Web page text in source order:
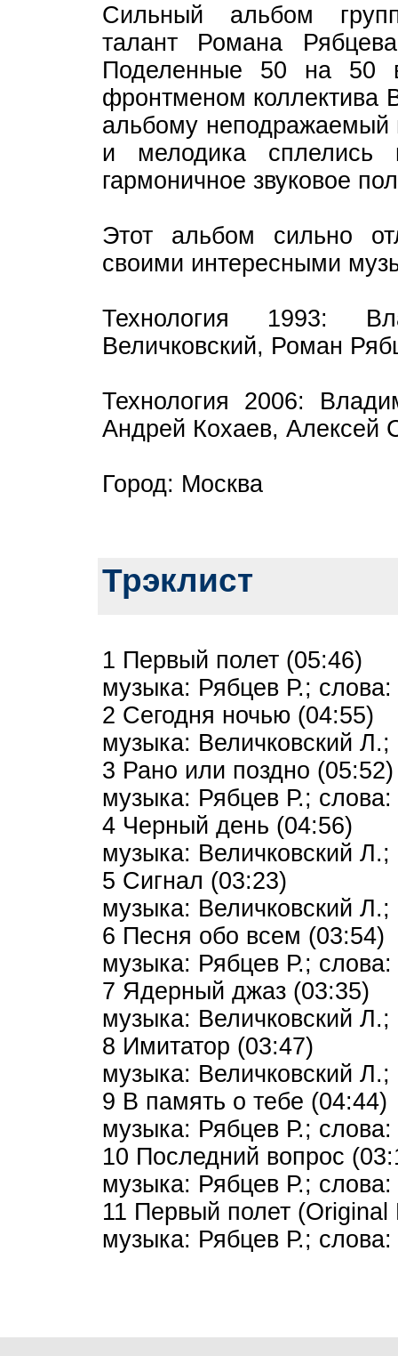
Сильный альбом
талант Романа
Поделенные 50 на 50
фронтменом коллектива
альбому
и мелодика сплелись
гармоничное звуковое
Этот альбом сильно
своими интересными
Технология 1993:
Величковский, Роман
Технология 2006:
Андрей Кохаев, Алексей
Город: Москва
Трэклист
1 Первый полет (05:46)
музыка: Рябцев Р.;
2 Сегодня ночью (04:55)
музыка: Величковский
3 Рано или поздно (05:52)
музыка: Рябцев Р.;
4 Черный день (04:56)
музыка: Величковский
5 Сигнал (03:23)
музыка: Величковский
6 Песня обо всем (03:54)
музыка: Рябцев Р.;
7 Ядерный джаз (03:35)
музыка: Величковский
8 Имитатор (03:47)
музыка: Величковский
9 В память о тебе (04:44)
музыка: Рябцев Р.;
10 Последний вопрос
музыка: Рябцев Р.;
11 Первый полет (Original
музыка: Рябцев Р.;